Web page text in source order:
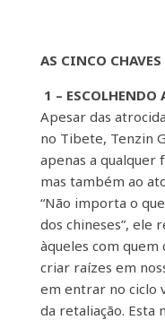
AS CINCO
1 –
Apesar das
no Tibete, Tenzin
apenas a qualquer
mas também ao
“Não importa o
dos chineses”, ele
àqueles com quem
criar raízes em
em entrar no ciclo
da retaliação. Esta